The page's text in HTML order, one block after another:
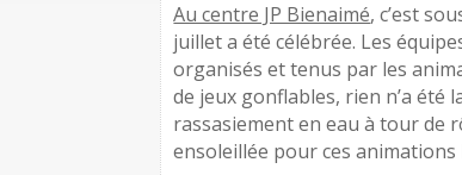
Au centre JP Bienaimé, c’est
juillet a été célébrée. Les
organisés et tenus par les
de jeux gonflables, rien n’a été
rassasiement en eau à tour de
ensoleillée pour ces